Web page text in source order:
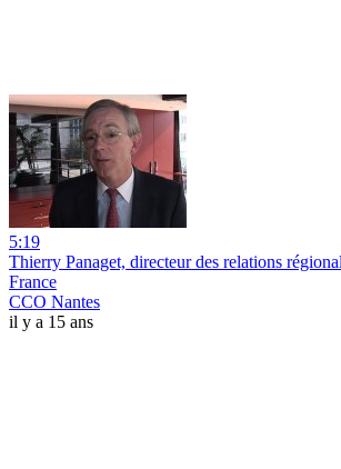
5:19
Thierry Panaget, directeur des relations
France
CCO Nantes
il y a 15 ans